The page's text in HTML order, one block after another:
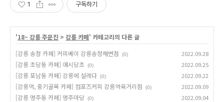
1 구독하기
'18~ 강릉 주문진 > 강릉 카페' 카테고리의 다른 글
[강릉 송정 카페] 커피베이 강릉송정해변점
(0) 2022.09.28
[강릉 초당동 카페] 애시당초 (0) 2022.09.25
[강릉 포남동 카페] 강릉에 설레다 (0) 2022.09.22
[강릉역, 중기골목 카페] 컴포즈커피 강릉역육거리점 (0) 2022.09.09
[강릉 명주동 카페] 명주마당 (0) 2022.09.04